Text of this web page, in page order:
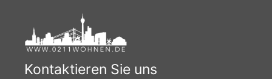
Kontaktieren Sie uns